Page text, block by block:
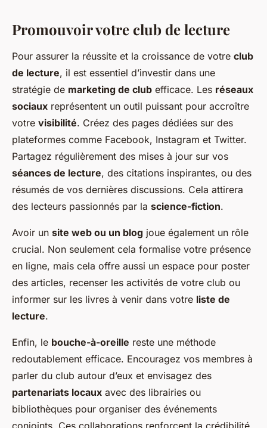
Promouvoir votre club de lecture
Pour assurer la réussite et la croissance de votre club
de lecture, il est essentiel d’investir dans une
stratégie de marketing de club efficace. Les réseaux
sociaux représentent un outil puissant pour accroître
votre visibilité. Créez des pages dédiées sur des
plateformes comme Facebook, Instagram et Twitter.
Partagez régulièrement des mises à jour sur vos
séances de lecture, des citations inspirantes, ou des
résumés de vos dernières discussions. Cela attirera
des lecteurs passionnés par la science-fiction.
Avoir un site web ou un blog joue également un rôle
crucial. Non seulement cela formalise votre présence
en ligne, mais cela offre aussi un espace pour poster
des articles, recenser les activités de votre club ou
informer sur les livres à venir dans votre liste de
lecture.
Enfin, le bouche-à-oreille reste une méthode
redoutablement efficace. Encouragez vos membres à
parler du club autour d’eux et envisagez des
partenariats locaux avec des librairies ou
bibliothèques pour organiser des événements